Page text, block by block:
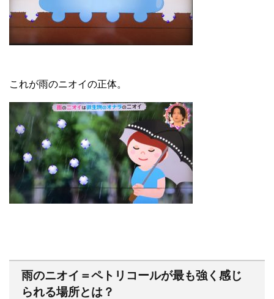
これが雨のニオイの正体。
雨のニオイ＝ペトリコールが最も強く感じ
られる場所とは？